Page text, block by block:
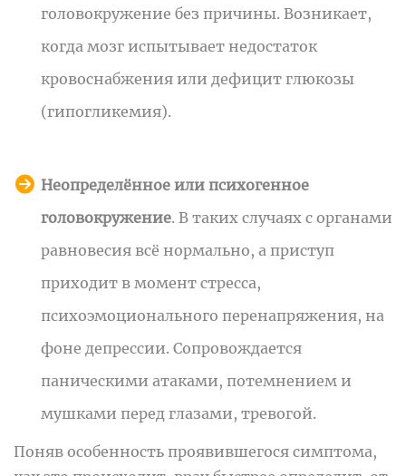
головокружение без причины. Возникает,
когда мозг испытывает недостаток
кровоснабжения или дефицит глюкозы
(гипогликемия).
Неопределённое или психогенное
головокружение. В таких случаях с органами
равновесия всё нормально, а приступ
приходит в момент стресса,
психоэмоционального перенапряжения, на
фоне депрессии. Сопровождается
паническими атаками, потемнением и
мушками перед глазами, тревогой.
Поняв особенность проявившегося симптома,